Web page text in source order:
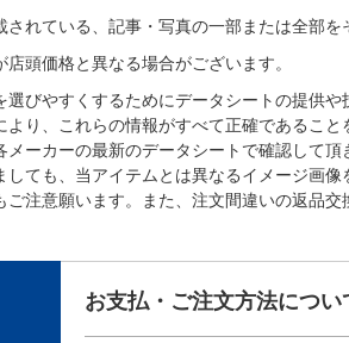
れている、記事・写真の一部または全部
頭価格と異なる場合がございます。
びやすくするためにデータシートの提供や
より、これらの情報がすべて正確であること
ーカーの最新のデータシートで確認して頂
しても、当アイテムとは異なるイメージ画像
ご注意願います。また、注文間違いの返品交
お支払・ご注文方法につい